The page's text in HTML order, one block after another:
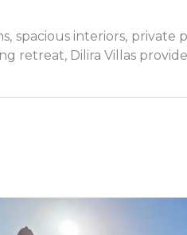
spacious interiors, private
retreat, Dilira Villas